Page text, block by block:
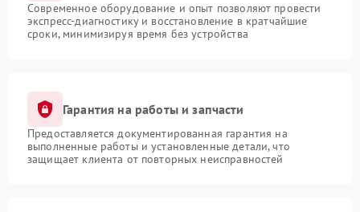
Современное оборудование и опыт позволяют провести
экспресс-диагностику и восстановление в кратчайшие
сроки, минимизируя время без устройства
Гарантия на работы и запчасти
Предоставляется документированная гарантия на
выполненные работы и установленные детали, что
защищает клиента от повторных неисправностей